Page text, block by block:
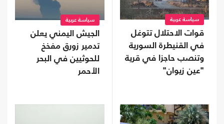
سياسة عربية
قوات الاحتلال تتوغل
في القنيطرة السورية
وتنصب حاجزا في قرية
"عين زيوان"
سياسة عربية
الجيش اليمني يعلن
تدمير زورق مفخخ
للحوثيين في البحر
الأحمر